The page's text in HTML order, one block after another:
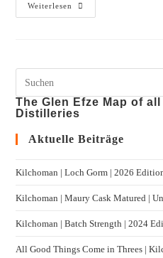
Weiterlesen
The Glen Efze Map of
Distilleries
Aktuelle Beiträge
Kilchoman | Loch Gorm​ | 2026
Kilchoman | Maury Cask Matured |
Kilchoman | Batch Strength | 2024
All Good Things Come in Threes |